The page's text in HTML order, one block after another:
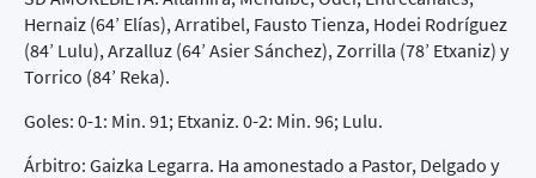
Hernaiz (64’ Elías), Arratibel, Fausto Tienza, Hodei Rodríguez
(84’ Lulu), Arzalluz (64’ Asier Sánchez), Zorrilla (78’ Etxaniz) y
Torrico (84’ Reka).
Goles: 0-1: Min. 91; Etxaniz. 0-2: Min. 96; Lulu.
Árbitro: Gaizka Legarra. Ha amonestado a Pastor, Delgado y